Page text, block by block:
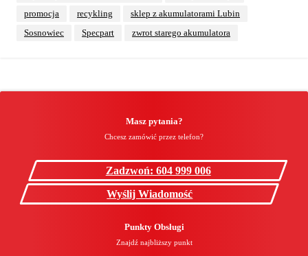
promocja
recykling
sklep z akumulatorami Lubin
Sosnowiec
Specpart zwrot starego akumulatora
Masz pytania?
Chcesz zamówić przez telefon?
Zadzwoń: 604 999 006
Wyślij Wiadomość
Punkty Obsługi
Znajdź najbliższy punkt